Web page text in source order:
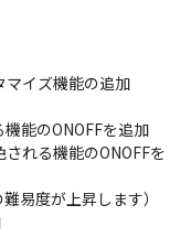
マイズ機能の追加
能のONOFFを追加
れる機能のONOFFを
易度が上昇します）